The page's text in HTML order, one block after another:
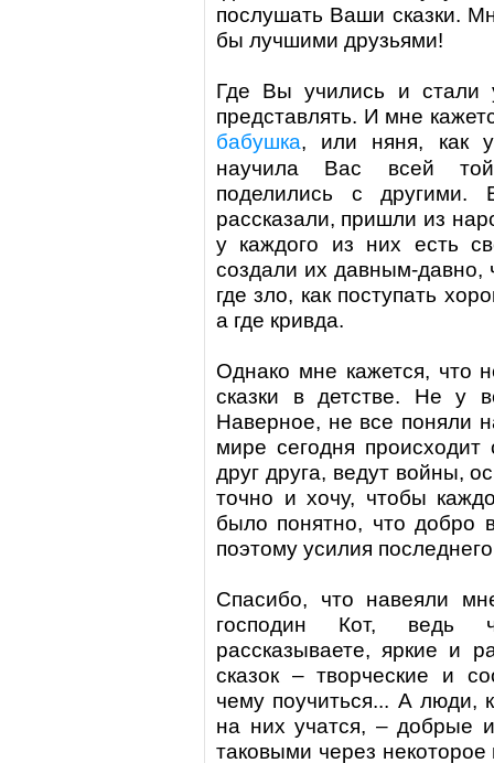
послушать Ваши сказки.
бы лучшими друзьями!
Где Вы учились и стали
представлять. И мне
бабушка, или няня, как
научила Вас всей
поделились с
рассказали, пришли из
у каждого из них есть
создали их давным-давно,
где зло, как поступать
а где кривда.
Однако мне кажется, что
сказки в детстве. Не у
Наверное, не все поняли
мире сегодня
друг друга, ведут войны,
точно и хочу, чтобы
было понятно, что добро
поэтому усилия
Спасибо, что навеяли
господин Кот, ведь
рассказываете, яркие и
сказок – творческие и
чему поучиться... А люди,
на них учатся, – добрые
таковыми через некоторое